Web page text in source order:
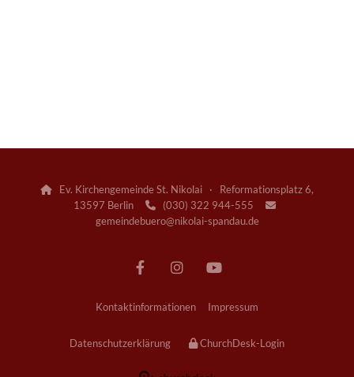

Ev. Kirchengemeinde St. Nikolai · Reformationsplatz 6,
13597 Berlin
 (030) 322 944-555 
gemeindebuero@nikolai-spandau.de
Kontaktinformationen Impressum
Datenschutzerklärung ChurchDesk-Login